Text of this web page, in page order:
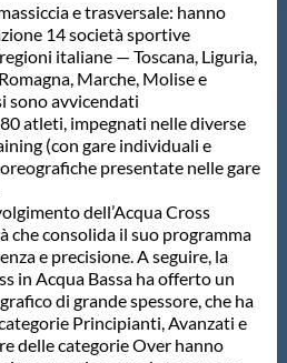
e trasversale: hanno
14 società sportive
italiane — Toscana, Liguria,
Marche, Molise e
sono avvicendati
atleti, impegnati nelle diverse
(con gare individuali e
presentate nelle gare
dell’Acqua Cross
che consolida il suo programma
e precisione. A seguire, la
in Acqua Bassa ha offerto un
di grande spessore, che ha
Principianti, Avanzati e
delle categorie Over hanno